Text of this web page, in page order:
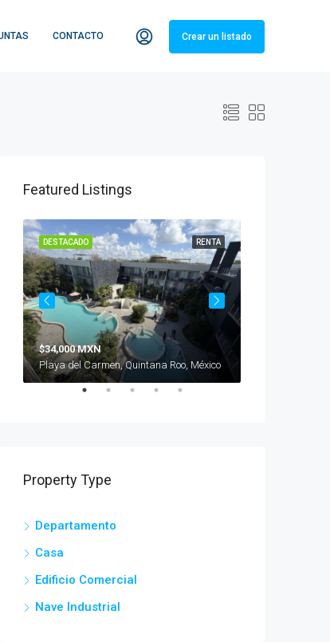
CONTACTO Crear un listado
Featured Listings
RENTA
DESTACADO
$34,000 MXN
Playa del Carmen, Quintana Roo, México
Property Type
Departamento
Casa
Edificio Comercial
Nave Industrial